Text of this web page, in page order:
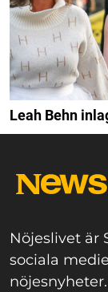
Leah Behn
Nöjeslivet är
sociala
nöjesnyheter.